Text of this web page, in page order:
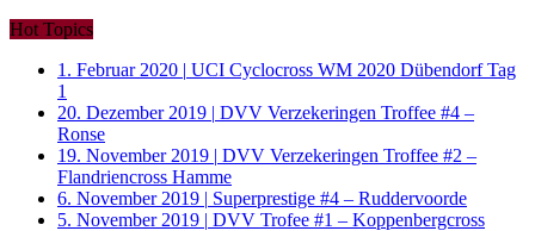
Hot Topics
1. Februar 2020 | UCI Cyclocross WM 2020 Dübendorf Tag
1
20. Dezember 2019 | DVV Verzekeringen Troffee #4 –
Ronse
19. November 2019 | DVV Verzekeringen Troffee #2 –
Flandriencross Hamme
6. November 2019 | Superprestige #4 – Ruddervoorde
5. November 2019 | DVV Trofee #1 – Koppenbergcross